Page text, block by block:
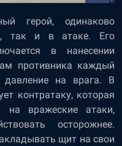
герой, одинаково
так и в атаке. Его
в нанесении
противника каждый
давление на врага. В
контратаку, которая
на вражеские атаки,
осторожнее.
щит на свои